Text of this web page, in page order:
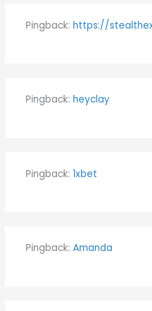
Pingback: https://
Pingback: heyclay
Pingback: 1xbet
Pingback: Amanda